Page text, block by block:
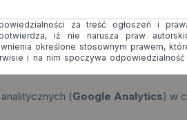
za treść ogłoszeń i
potwierdza, iż nie narusza praw
określone stosownym prawem,
i na nim spoczywa
(Google Analytics) w